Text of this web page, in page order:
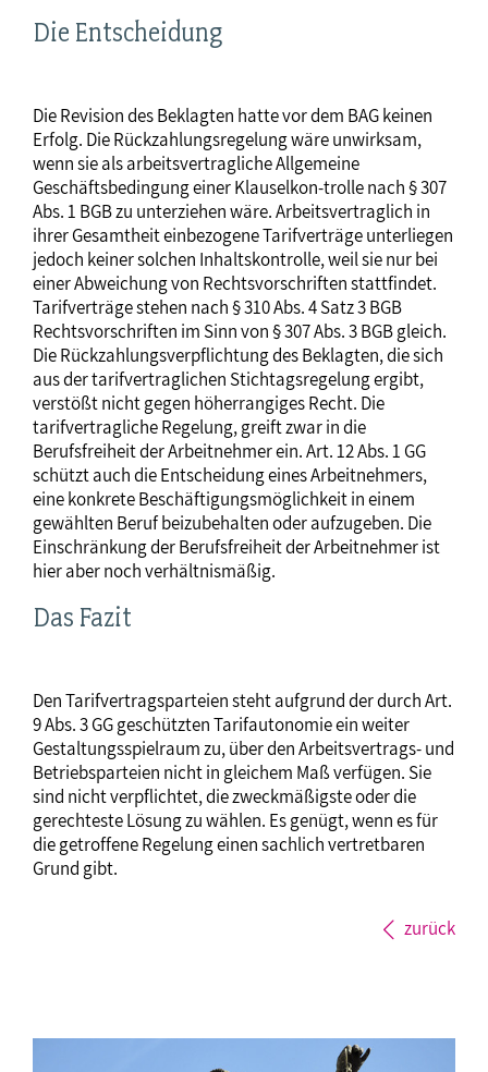
Die Entscheidung
Die Revision des Beklagten hatte vor dem BAG keinen
Erfolg. Die Rückzahlungsregelung wäre unwirksam,
wenn sie als arbeitsvertragliche Allgemeine
Geschäftsbedingung einer Klauselkon-trolle nach § 307
Abs. 1 BGB zu unterziehen wäre. Arbeitsvertraglich in
ihrer Gesamtheit einbezogene Tarifverträge unterliegen
jedoch keiner solchen Inhaltskontrolle, weil sie nur bei
einer Abweichung von Rechtsvorschriften stattfindet.
Tarifverträge stehen nach § 310 Abs. 4 Satz 3 BGB
Rechtsvorschriften im Sinn von § 307 Abs. 3 BGB gleich.
Die Rückzahlungsverpflichtung des Beklagten, die sich
aus der tarifvertraglichen Stichtagsregelung ergibt,
verstößt nicht gegen höherrangiges Recht. Die
tarifvertragliche Regelung, greift zwar in die
Berufsfreiheit der Arbeitnehmer ein. Art. 12 Abs. 1 GG
schützt auch die Entscheidung eines Arbeitnehmers,
eine konkrete Beschäftigungsmöglichkeit in einem
gewählten Beruf beizubehalten oder aufzugeben. Die
Einschränkung der Berufsfreiheit der Arbeitnehmer ist
hier aber noch verhältnismäßig.
Das Fazit
Den Tarifvertragsparteien steht aufgrund der durch Art.
9 Abs. 3 GG geschützten Tarifautonomie ein weiter
Gestaltungsspielraum zu, über den Arbeitsvertrags- und
Betriebsparteien nicht in gleichem Maß verfügen. Sie
sind nicht verpflichtet, die zweckmäßigste oder die
gerechteste Lösung zu wählen. Es genügt, wenn es für
die getroffene Regelung einen sachlich vertretbaren
Grund gibt.
zurück